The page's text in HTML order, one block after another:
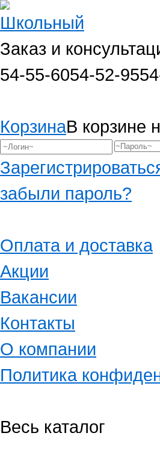
Заказ и
54-55-6054-52-95
КорзинаВ корзине
забыли пароль?
Оплата и доставка
Акции
Вакансии
Контакты
О компании
Политика
Весь каталог